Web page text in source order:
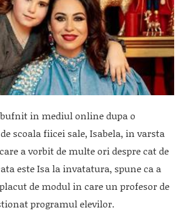
in mediul online dupa o
scoala fiicei sale, Isabela, in varsta
a vorbit de multe ori despre cat de
este Isa la invatatura, spune ca a
de modul in care un profesor de
programul elevilor.